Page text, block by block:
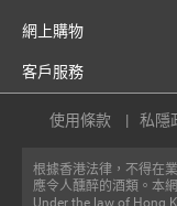
網上購物
客戶服務
根據香港法律，不得在
應令人醺醉的酒類。本
Under the law of Hong
使用條款 私隱